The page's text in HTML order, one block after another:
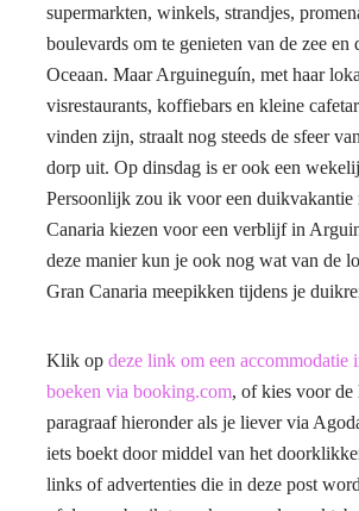
supermarkten, winkels, strandjes,
boulevards om te genieten van de zee en
Oceaan. Maar Arguineguín, met haar
visrestaurants, koffiebars en kleine
vinden zijn, straalt nog steeds de sfeer
dorp uit. Op dinsdag is er ook een
Persoonlijk zou ik voor een duikvakantie
Canaria kiezen voor een verblijf in
deze manier kun je ook nog wat van de
Gran Canaria meepikken tijdens je
Klik op deze link om een accommodatie
boeken via booking.com, of kies voor
paragraaf hieronder als je liever via
iets boekt door middel van het
links of advertenties die in deze post